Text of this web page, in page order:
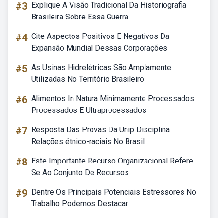
#3 Explique A Visão Tradicional Da Historiografia
Brasileira Sobre Essa Guerra
#4 Cite Aspectos Positivos E Negativos Da
Expansão Mundial Dessas Corporações
#5 As Usinas Hidrelétricas São Amplamente
Utilizadas No Território Brasileiro
#6 Alimentos In Natura Minimamente Processados
Processados E Ultraprocessados
#7 Resposta Das Provas Da Unip Disciplina
Relações étnico-raciais No Brasil
#8 Este Importante Recurso Organizacional Refere
Se Ao Conjunto De Recursos
#9 Dentre Os Principais Potenciais Estressores No
Trabalho Podemos Destacar